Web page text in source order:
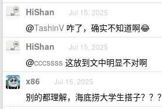
HiShan Jul 15, 2025
@TashinV 咋了，确实不知道啊😂
HiShan Jul 15, 2025
@cccssss 这放到文中明显不对啊
x86 Jul 15, 2025
别的都理解，海底捞大学生搭子？？？